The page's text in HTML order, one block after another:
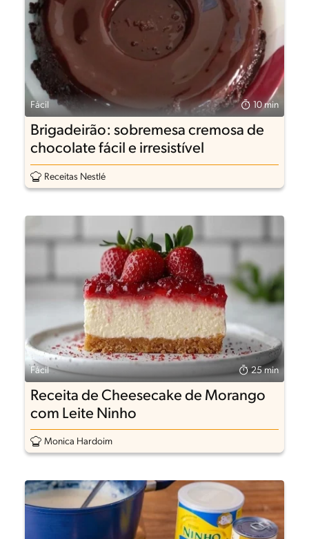
Fácil 10 min
Brigadeirão: sobremesa cremosa de
chocolate fácil e irresistível
Receitas Nestlé
Fácil 25 min
Receita de Cheesecake de Morango
com Leite Ninho
Monica Hardoim